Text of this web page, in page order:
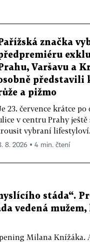
značka
Varšavu a
představili
a pižmo
23. července krátce
v centru Prahy
vybraní
8. 2026 ▪ 4 min. čtení
stáda“.
vedená
Milana Knížáka.